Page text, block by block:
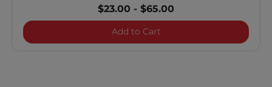
$23.00 -$65.00
Add to CartBioSilk Color Therapy